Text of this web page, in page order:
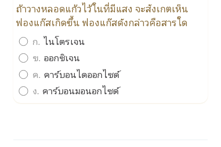
ถ้าวางหลอดแก้วไว้ในที่มีแสง จะสังเกตเห็น
ฟองแก๊สเกิดขึ้น ฟองแก๊สดังกล่าวคือสารใด
ก. ไนโตรเจน
ข. ออกซิเจน
ค. คาร์บอนไดออกไซด์
ง. คาร์บอนมอนอกไซด์